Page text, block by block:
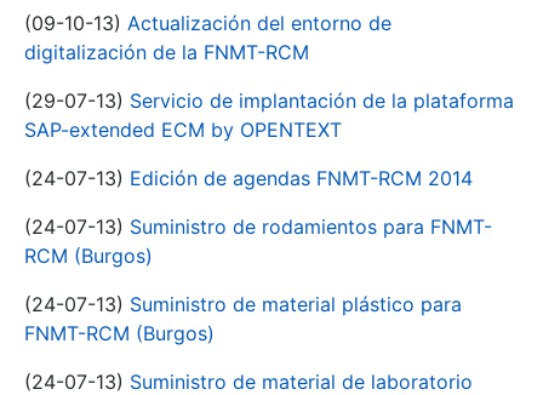
(09-10-13) Actualización del entorno de
digitalización de la FNMT-RCM
(29-07-13) Servicio de implantación de la plataforma
SAP-extended ECM by OPENTEXT
(24-07-13) Edición de agendas FNMT-RCM 2014
(24-07-13) Suministro de rodamientos para FNMT-
RCM (Burgos)
(24-07-13) Suministro de material plástico para
FNMT-RCM (Burgos)
(24-07-13) Suministro de material de laboratorio